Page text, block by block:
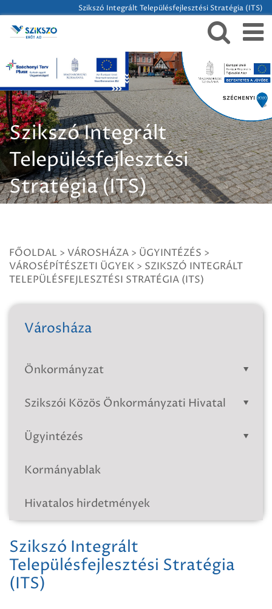
Szikszó Integrált Településfejlesztési Stratégia (ITS)
Szikszó Integrált
Településfejlesztési
Stratégia (ITS)
FŐOLDAL > VÁROSHÁZA > ÜGYINTÉZÉS >
VÁROSÉPÍTÉSZETI ÜGYEK > SZIKSZÓ INTEGRÁLT
TELEPÜLÉSFEJLESZTÉSI STRATÉGIA (ITS)
Városháza
Önkormányzat
Szikszói Közös Önkormányzati Hivatal
Ügyintézés
Kormányablak
Hivatalos hirdetmények
Szikszó Integrált
Településfejlesztési Stratégia
(ITS)